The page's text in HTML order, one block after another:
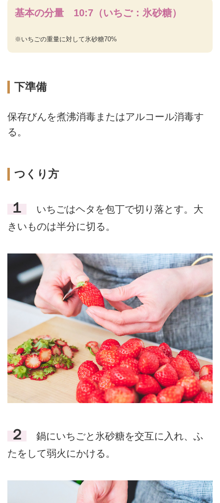
基本の分量 10:7（いちご：氷砂糖）
※いちごの重量に対して氷砂糖70%
下準備
保存びんを煮沸消毒またはアルコール消毒す
る。
つくり方
１
いちごはヘタを包丁で切り落とす。大
きいものは半分に切る。
２
鍋にいちごと氷砂糖を交互に入れ、ふ
たをして弱火にかける。